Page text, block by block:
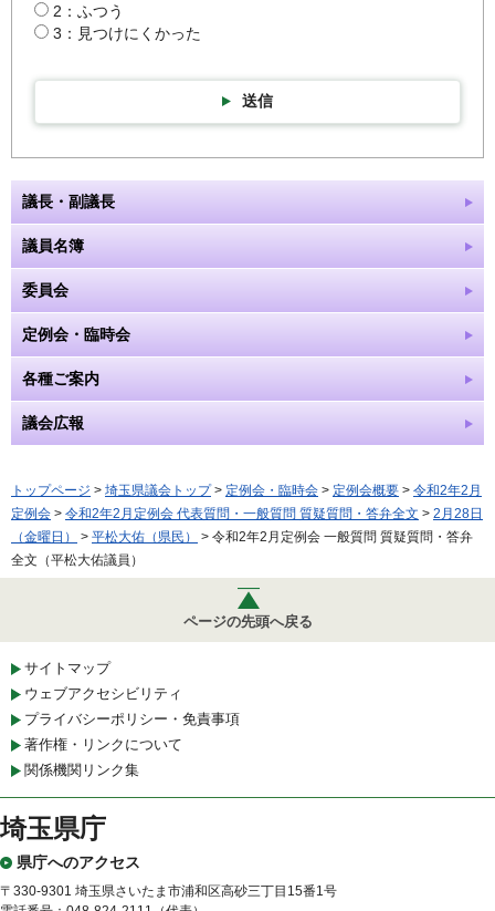
2：ふつう
3：見つけにくかった
送信
議長・副議長
議員名簿
委員会
定例会・臨時会
各種ご案内
議会広報
トップページ > 埼玉県議会トップ> 定例会・臨時会 > 定例会概要 > 令和2年2月
定例会 > 令和2年2月定例会 代表質問・一般質問 質疑質問・答弁全文 > 2月28日
（金曜日）
> 平松大佑（県民）
> 令和2年2月定例会 一般質問 質疑質問・答弁
全文（平松大佑議員）
ページの先頭へ戻る
サイトマップ
ウェブアクセシビリティ
プライバシーポリシー・免責事項
著作権・リンクについて
関係機関リンク集
埼玉県庁
県庁へのアクセス
〒330-9301 埼玉県さいたま市浦和区高砂三丁目15番1号